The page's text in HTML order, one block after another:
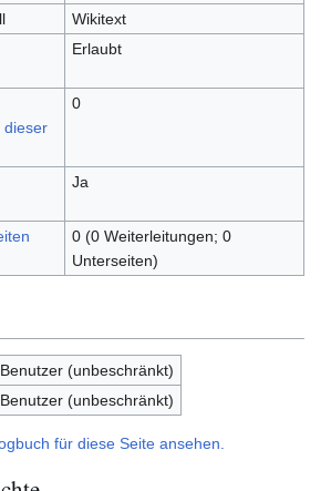
Wikitext
Erlaubt
dieser
0
Ja
0 (0 Weiterleitungen; 0
Unterseiten)
(unbeschränkt)
(unbeschränkt)
für diese Seite ansehen.